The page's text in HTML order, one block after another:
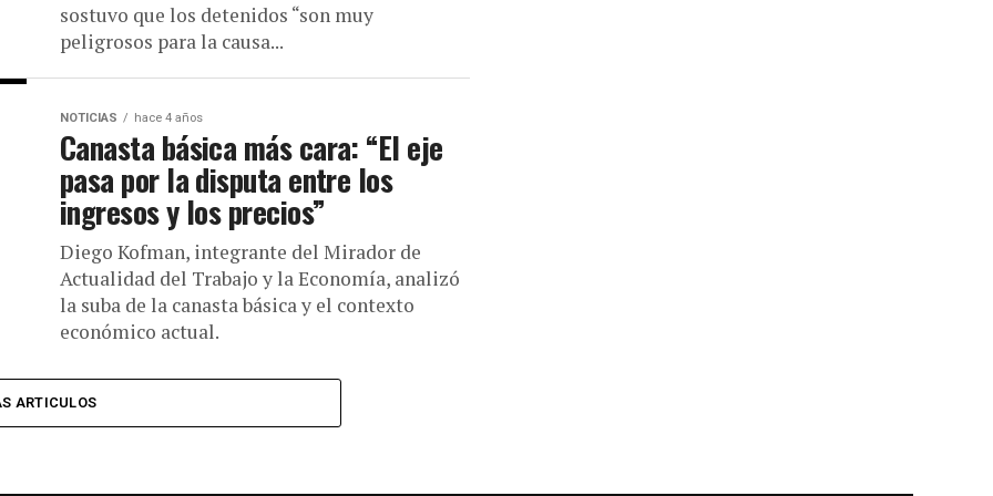
sostuvo que los detenidos “son muy
peligrosos para la causa...
NOTICIAS hace 4 años
Canasta básica más cara: “El eje
pasa por la disputa entre los
ingresos y los precios”
Diego Kofman, integrante del Mirador de
Actualidad del Trabajo y la Economía, analizó
la suba de la canasta básica y el contexto
económico actual.
ARTICULOS